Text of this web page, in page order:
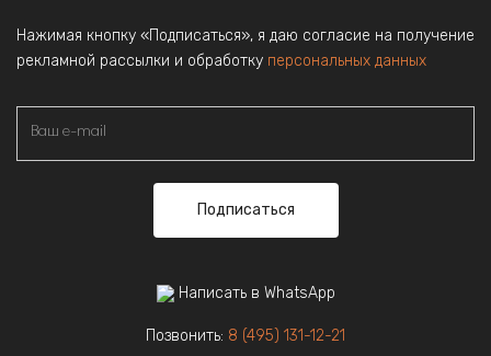
Нажимая кнопку «Подписаться», я даю согласие на получение
рекламной рассылки и обработку персональных данных
Подписаться
Написать в WhatsApp
Позвонить: 8 (495) 131-12-21